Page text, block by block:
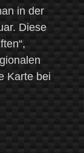
in der
Diese
Karte bei